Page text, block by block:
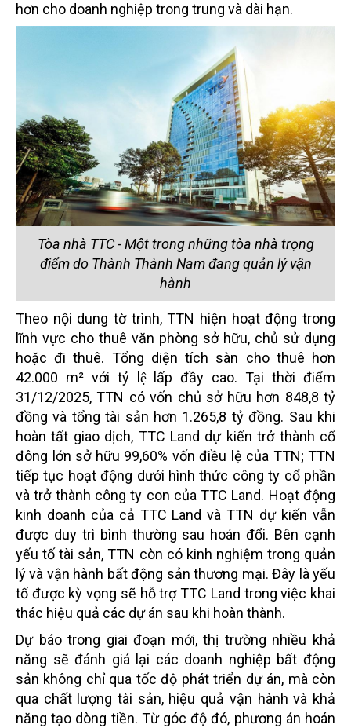
hơn cho doanh nghiệp trong trung và dài hạn.
Tòa nhà TTC - Một trong những tòa nhà trọng
điểm do Thành Thành Nam đang quản lý vận
hành
Theo nội dung tờ trình, TTN hiện hoạt động trong
lĩnh vực cho thuê văn phòng sở hữu, chủ sử dụng
hoặc đi thuê. Tổng diện tích sàn cho thuê hơn
42.000 m² với tỷ lệ lấp đầy cao. Tại thời điểm
31/12/2025, TTN có vốn chủ sở hữu hơn 848,8 tỷ
đồng và tổng tài sản hơn 1.265,8 tỷ đồng. Sau khi
hoàn tất giao dịch, TTC Land dự kiến trở thành cổ
đông lớn sở hữu 99,60% vốn điều lệ của TTN; TTN
tiếp tục hoạt động dưới hình thức công ty cổ phần
và trở thành công ty con của TTC Land. Hoạt động
kinh doanh của cả TTC Land và TTN dự kiến vẫn
được duy trì bình thường sau hoán đổi. Bên cạnh
yếu tố tài sản, TTN còn có kinh nghiệm trong quản
lý và vận hành bất động sản thương mại. Đây là yếu
tố được kỳ vọng sẽ hỗ trợ TTC Land trong việc khai
thác hiệu quả các dự án sau khi hoàn thành.
Dự báo trong giai đoạn mới, thị trường nhiều khả
năng sẽ đánh giá lại các doanh nghiệp bất động
sản không chỉ qua tốc độ phát triển dự án, mà còn
qua chất lượng tài sản, hiệu quả vận hành và khả
năng tạo dòng tiền. Từ góc độ đó, phương án hoán